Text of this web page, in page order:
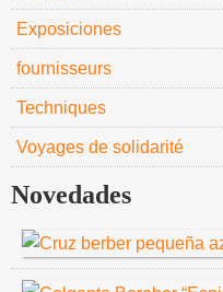
Exposiciones
fournisseurs
Techniques
Voyages de solidarité
Novedades